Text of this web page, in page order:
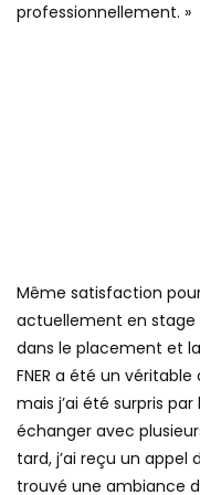
professionnellement. »
Même satisfaction
actuellement en stage
dans le placement et
FNER a été un véritable
mais j’ai été surpris par
échanger avec
tard, j’ai reçu un appel
trouvé une ambiance